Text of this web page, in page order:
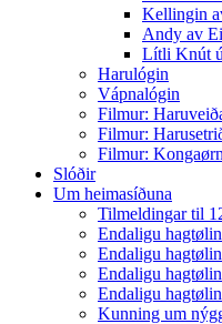
Kellingin
Andy av
Lítli Knút
Harulógin
Vápnalógin
Filmur:
Filmur:
Filmur:
Slóðir
Um heimasíðuna
Tilmeldingar til
Endaligu
Endaligu
Endaligu
Endaligu
Kunning um